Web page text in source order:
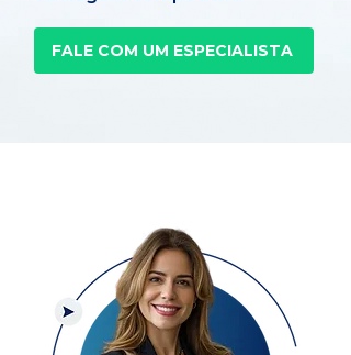
FALE COM UM ESPECIALISTA